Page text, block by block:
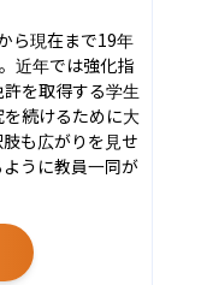
ら現在まで19年
近年では強化指
を取得する学生
続けるために大
も広がりを見せ
うに教員一同が